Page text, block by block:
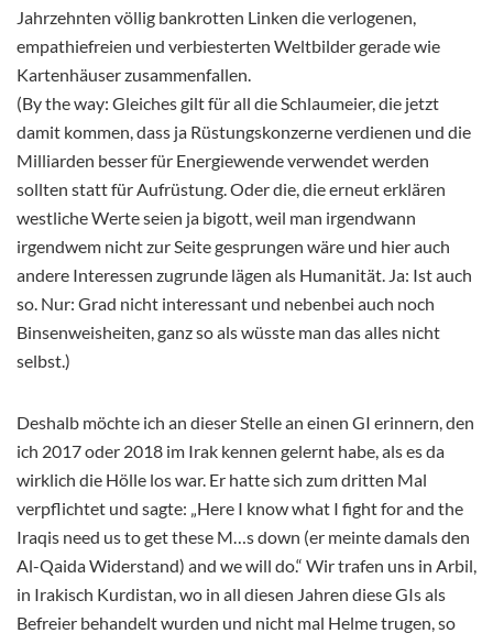
Jahrzehnten völlig bankrotten Linken die verlogenen,
empathiefreien und verbiesterten Weltbilder gerade wie
Kartenhäuser zusammenfallen.
(By the way: Gleiches gilt für all die Schlaumeier, die jetzt
damit kommen, dass ja Rüstungskonzerne verdienen und die
Milliarden besser für Energiewende verwendet werden
sollten statt für Aufrüstung. Oder die, die erneut erklären
westliche Werte seien ja bigott, weil man irgendwann
irgendwem nicht zur Seite gesprungen wäre und hier auch
andere Interessen zugrunde lägen als Humanität. Ja: Ist auch
so. Nur: Grad nicht interessant und nebenbei auch noch
Binsenweisheiten, ganz so als wüsste man das alles nicht
selbst.)
Deshalb möchte ich an dieser Stelle an einen GI erinnern, den
ich 2017 oder 2018 im Irak kennen gelernt habe, als es da
wirklich die Hölle los war. Er hatte sich zum dritten Mal
verpflichtet und sagte: „Here I know what I fight for and the
Iraqis need us to get these M…s down (er meinte damals den
Al-Qaida Widerstand) and we will do.“ Wir trafen uns in Arbil,
in Irakisch Kurdistan, wo in all diesen Jahren diese GIs als
Befreier behandelt wurden und nicht mal Helme trugen, so